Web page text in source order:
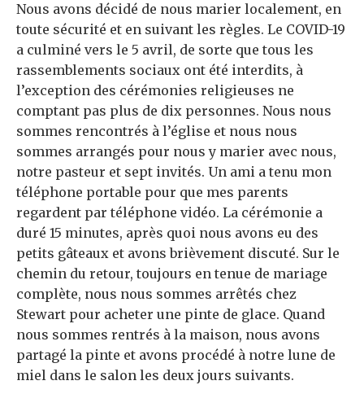
Nous avons décidé de nous marier localement, en
toute sécurité et en suivant les règles. Le COVID-19
a culminé vers le 5 avril, de sorte que tous les
rassemblements sociaux ont été interdits, à
l’exception des cérémonies religieuses ne
comptant pas plus de dix personnes. Nous nous
sommes rencontrés à l’église et nous nous
sommes arrangés pour nous y marier avec nous,
notre pasteur et sept invités. Un ami a tenu mon
téléphone portable pour que mes parents
regardent par téléphone vidéo. La cérémonie a
duré 15 minutes, après quoi nous avons eu des
petits gâteaux et avons brièvement discuté. Sur le
chemin du retour, toujours en tenue de mariage
complète, nous nous sommes arrêtés chez
Stewart pour acheter une pinte de glace. Quand
nous sommes rentrés à la maison, nous avons
partagé la pinte et avons procédé à notre lune de
miel dans le salon les deux jours suivants.